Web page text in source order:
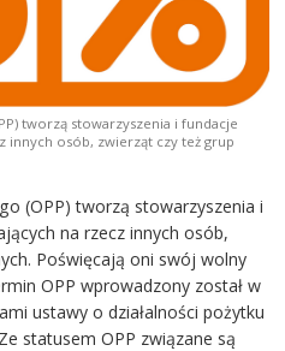
tworzą stowarzyszenia i fundacje
innych osób, zwierząt czy też grup
(OPP) tworzą stowarzyszenia i
na rzecz innych osób,
Poświęcają oni swój wolny
OPP wprowadzony został w
ustawy o działalności pożytku
statusem OPP związane są